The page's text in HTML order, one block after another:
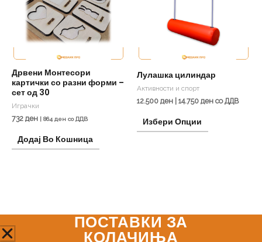
Дрвени Монтесори
картички со разни форми –
сет од 30
Играчки
732 ден 864 ден со ДДВ
Додај Во Кошница
Лулашка цилиндар
Активности и спорт
12.500 ден | 14.750 ден со ДДВ
Избери Опции
The
options
on
product
Мозаик ПроПОСТАВКИ ЗА
КОЛАЧИЊА